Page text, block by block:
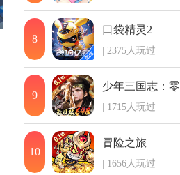
8
口袋精灵2
| 2375人玩过
9
少年三国志：零
| 1715人玩过
10
冒险之旅
| 1656人玩过